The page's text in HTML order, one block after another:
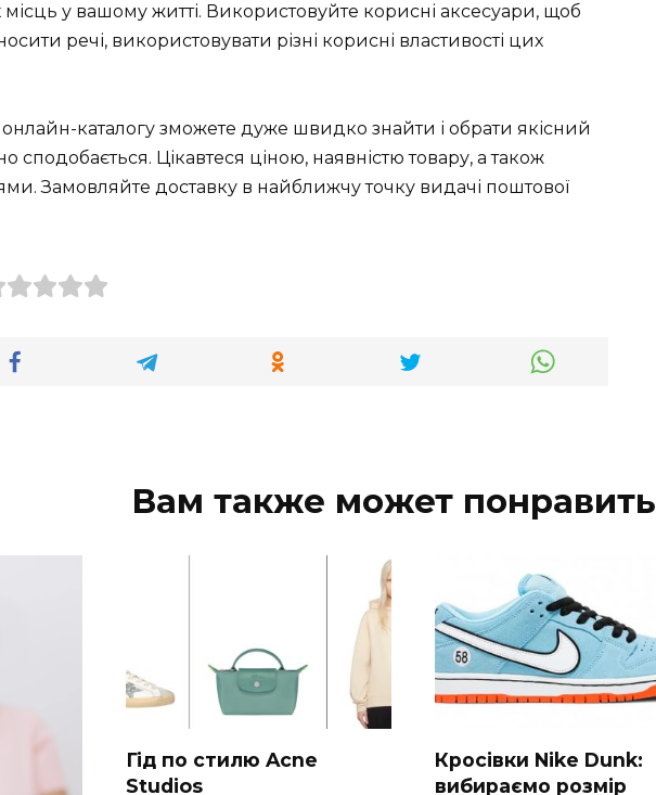
місць у вашому житті. Використовуйте корисні аксесуари, щоб
речі, використовувати різні корисні властивості цих
каталогу зможете дуже швидко знайти і обрати якісний
сподобається. Цікавтеся ціною, наявністю товару, а також
Замовляйте доставку в найближчу точку видачі поштової
Вам также может
Гід по стилю Acne
Studios
Кросівки Nike Dunk:
вибираємо розмір